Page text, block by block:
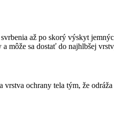
až po skorý výskyt
môže sa dostať do najhlbšej
ochrany tela tým, že